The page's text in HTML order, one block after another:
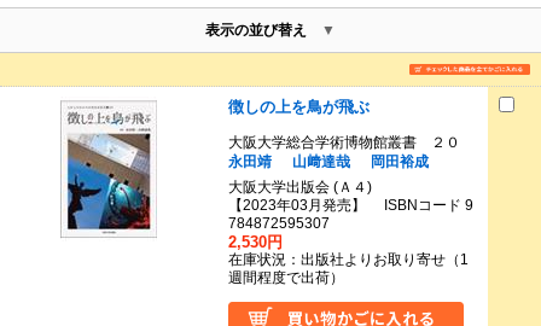
表示の並び替え
徴しの上を鳥が飛ぶ
大阪大学総合学術博物館叢書 ２０
永田靖
山﨑達哉
岡田裕成
大阪大学出版会 (Ａ４)
【2023年03月発売】 ISBNコード 9
784872595307
2,530円
在庫状況：出版社よりお取り寄せ（1
週間程度で出荷）